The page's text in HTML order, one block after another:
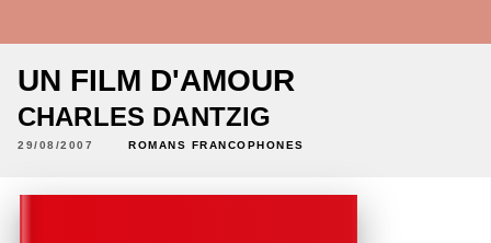
UN FILM D'AMOUR
CHARLES DANTZIG
29/08/2007 ROMANS FRANCOPHONES